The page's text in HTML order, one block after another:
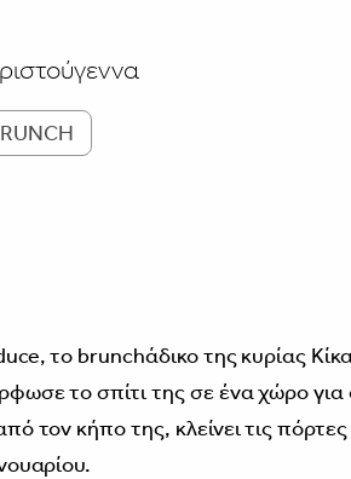
το brunchάδικο της κυρίας
το σπίτι της σε ένα χώρο για
τον κήπο της, κλείνει τις